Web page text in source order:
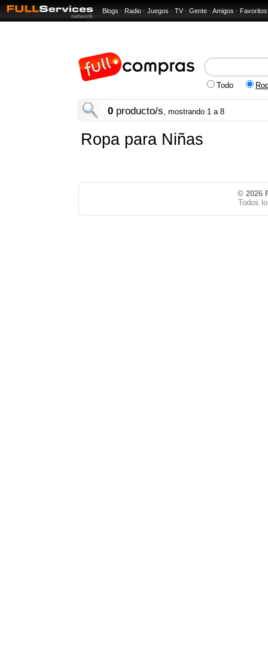
Blogs · Radio · Juegos · TV · Gente · Amigos · Favoritos
Todo
0 producto/s, mostrando 1 a 8
Ropa para Niñas
© 2026
Todos